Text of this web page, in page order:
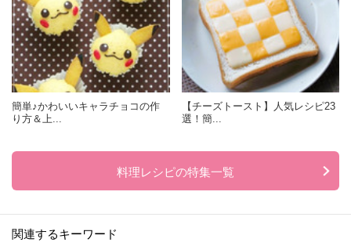
簡単♪かわいいキャラチョコの作
り方＆上...
【チーズトースト】人気レシピ23
選！簡...
料理レシピの特集一覧
関連するキーワード